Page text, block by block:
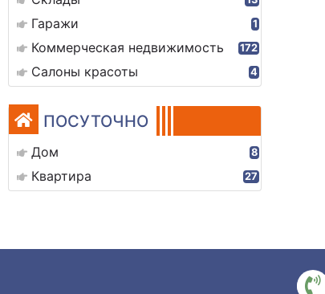
Гаражи 1
Коммерческая недвижимость 172
Салоны красоты 4
ПОСУТОЧНО
Дом 8
Квартира 27